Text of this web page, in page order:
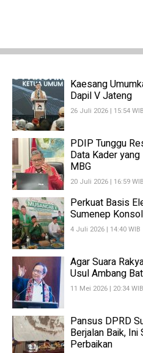
Kaesang
Dapil V Jateng
26 Juli 2026 | 15:54 WIB
PDIP Tunggu
Data Kader
MBG
20 Juli 2026 | 16:59 WIB
Perkuat Basis
Sumenep
4 Juli 2026 | 14:40 WIB
Agar Suara
Usul Ambang
11 Mei 2026 | 20:34 WIB
Pansus DPRD
Berjalan Baik,
Perbaikan